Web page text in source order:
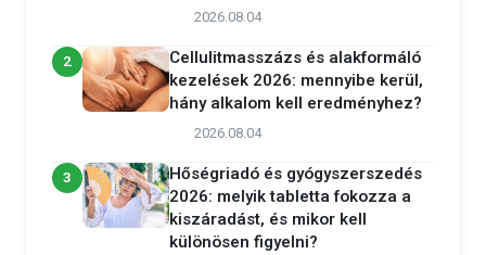
2026.08.04
2
Cellulitmasszázs és alakformáló
kezelések 2026: mennyibe kerül,
hány alkalom kell eredményhez?
2026.08.04
3
Hőségriadó és gyógyszerszedés
2026: melyik tabletta fokozza a
kiszáradást, és mikor kell
különösen figyelni?